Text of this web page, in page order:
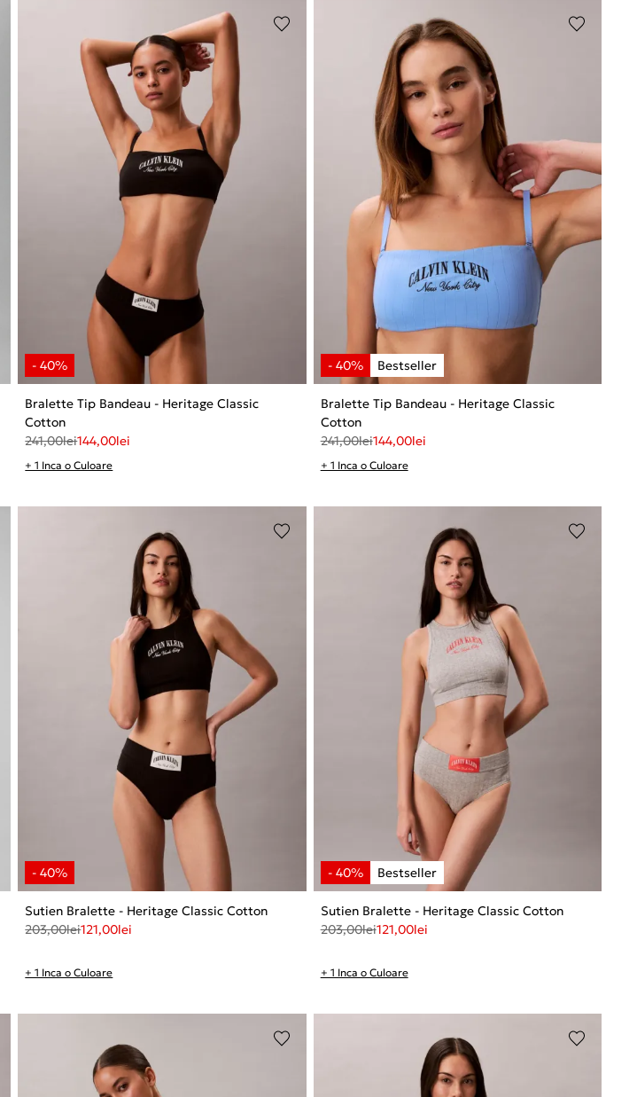
Bralette Tip Bandeau - Heritage Classic
Cotton
241,00lei144,00lei
+ 1 Inca o Culoare
Bralette Tip Bandeau - Heritage Classic
Cotton
241,00lei144,00lei
+ 1 Inca o Culoare
Sutien Bralette - Heritage Classic Cotton
203,00lei121,00lei
+ 1 Inca o Culoare
Sutien Bralette - Heritage Classic Cotton
203,00lei121,00lei
+ 1 Inca o Culoare